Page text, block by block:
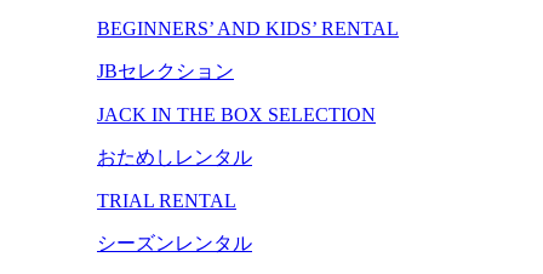
BEGINNERS’ AND KIDS’ RENTAL
JBセレクション
JACK IN THE BOX SELECTION
おためしレンタル
TRIAL RENTAL
シーズンレンタル